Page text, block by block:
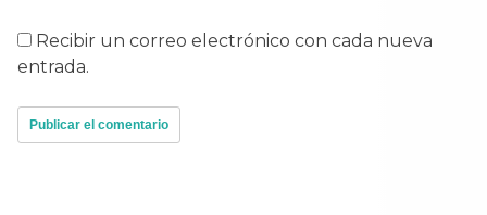
Recibir un correo electrónico con cada nueva
entrada.